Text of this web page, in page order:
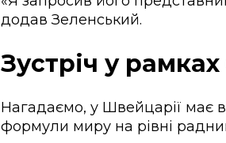
додав Зеленський.
Зустріч у
Нагадаємо, у Швейцарії має
формули миру на рівні